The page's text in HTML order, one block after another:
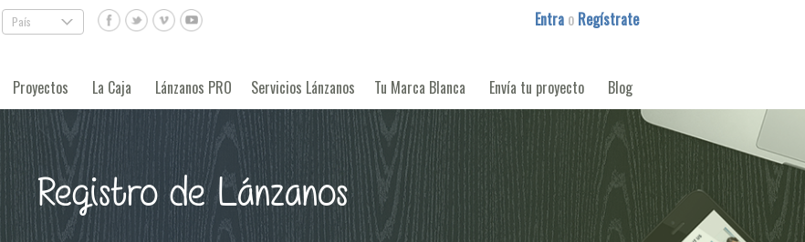
País . Entra o Regístrate
Proyectos La Caja Lánzanos PRO Servicios Lánzanos Tu Marca Blanca Envía tu proyecto Blog
Registro de Lánzanos